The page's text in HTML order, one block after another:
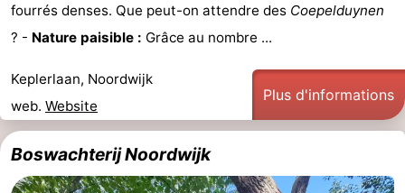
fourrés denses. Que peut-on attendre des Coepelduynen
? - Nature paisible : Grâce au nombre ...
Keplerlaan, Noordwijk
web. Website
Plus d'informations
Boswachterij Noordwijk